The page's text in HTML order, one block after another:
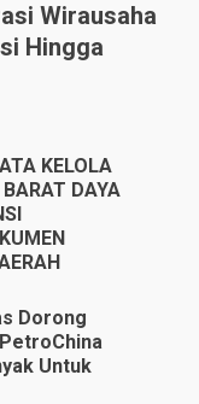
Wirausaha
Hingga
KELOLA
DAYA
Dorong
Untuk